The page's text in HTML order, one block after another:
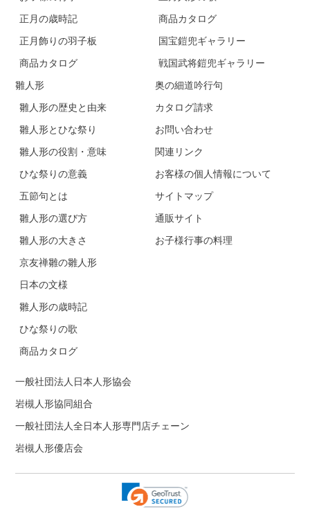
正月の歳時記
正月飾りの羽子板
商品カタログ
雛人形
雛人形の歴史と由来
雛人形とひな祭り
雛人形の役割・意味
ひな祭りの意義
五節句とは
雛人形の選び方
雛人形の大きさ
京友禅雛の雛人形
日本の文様
雛人形の歳時記
ひな祭りの歌
商品カタログ
商品カタログ
国宝鎧兜ギャラリー
戦国武将鎧兜ギャラリー
奥の細道吟行句
カタログ請求
お問い合わせ
関連リンク
お客様の個人情報について
サイトマップ
通販サイト
お子様行事の料理
一般社団法人日本人形協会
岩槻人形協同組合
一般社団法人全日本人形専門店チェーン
岩槻人形優店会